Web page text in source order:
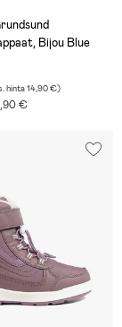
Bijou Blue
hinta14,90 €)
€